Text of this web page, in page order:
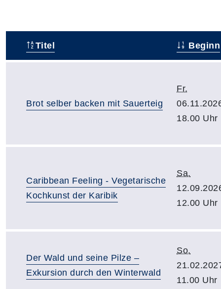
Titel Beginn
Brot selber backen mit Sauerteig
Fr.
18.00 Uhr
Caribbean Feeling - Vegetarische
Kochkunst der Karibik
Sa.
12.00 Uhr
Der Wald und seine Pilze –
Exkursion durch den Winterwald
So.
11.00 Uhr